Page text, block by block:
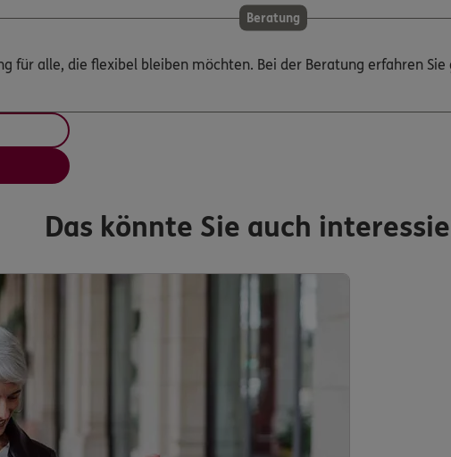
Beratung
für alle, die flexibel bleiben möchten. Bei der Beratung erfahren
Das könnte Sie auch